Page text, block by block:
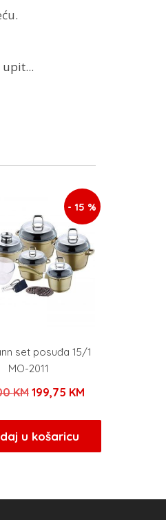
- 15 %
set posuđa 15/1
MO-2011
KM Izvorna
bila
je:
199,75 KMTrenutna
199,75 KM.
u košaricu